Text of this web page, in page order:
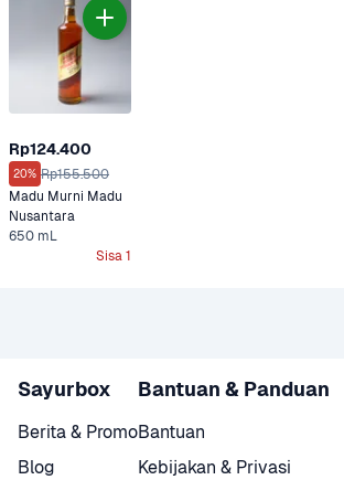
Rp124.400
20% Rp155.500
Madu Murni Madu
Nusantara
650 mL
Sisa 1
Sayurbox
Berita & Promo
Blog
Bantuan & Panduan
Bantuan
Kebijakan & Privasi